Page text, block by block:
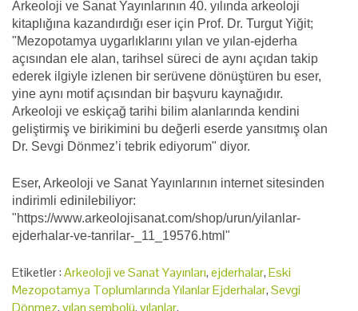
Arkeoloji ve Sanat Yayınlarının 40. yılında arkeoloji
kitaplığına kazandırdığı eser için Prof. Dr. Turgut Yiğit;
"Mezopotamya uygarlıklarını yılan ve yılan-ejderha
açısından ele alan, tarihsel süreci de aynı açıdan takip
ederek ilgiyle izlenen bir serüvene dönüştüren bu eser,
yine aynı motif açısından bir başvuru kaynağıdır.
Arkeoloji ve eskiçağ tarihi bilim alanlarında kendini
geliştirmiş ve birikimini bu değerli eserde yansıtmış olan
Dr. Sevgi Dönmez’i tebrik ediyorum" diyor.
Eser, Arkeoloji ve Sanat Yayınlarının internet sitesinden
indirimli edinilebiliyor:
"https://www.arkeolojisanat.com/shop/urun/yilanlar-
ejderhalar-ve-tanrilar-_11_19576.html"
Etiketler :Arkeoloji ve Sanat Yayınları,ejderhalar,Eski
Mezopotamya Toplumlarında Yılanlar Ejderhalar,Sevgi
Dönmez,yılan sembolü,yılanlar,